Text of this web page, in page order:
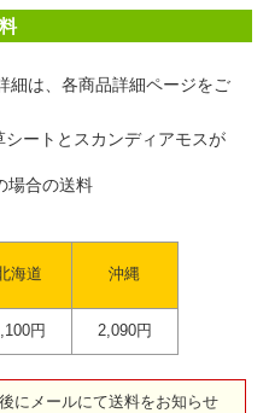
細は、各商品詳細ページをご
ートとスカンディアモスが
場合の送料
海道 沖縄
円 2,090円
にメールにて送料をお知らせ